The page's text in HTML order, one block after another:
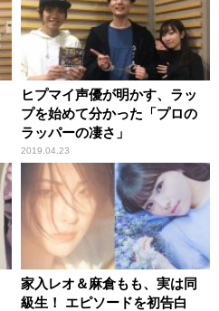
ヒプマイ声優が明かす、ラッ
プを始めて分かった「プロの
ラッパーの凄さ」
2019.04.23
家入レオ＆麻倉もも、実は同
級生！ エピソードを初告白